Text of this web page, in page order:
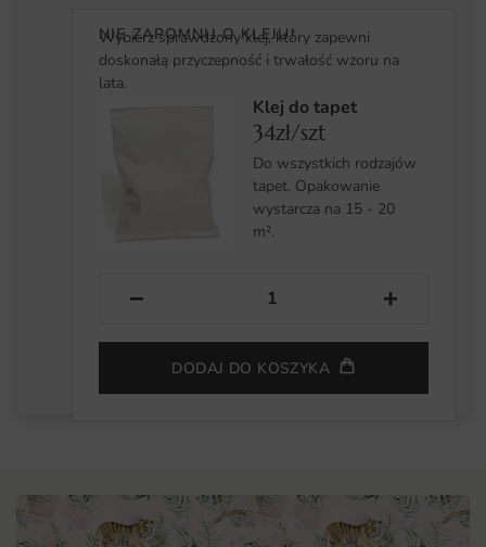
NIE ZAPOMNIJ O KLEJU!
Wybierz sprawdzony klej, który zapewni
doskonałą przyczepność i trwałość wzoru na
lata.
Klej do tapet
34zł/szt
Do wszystkich rodzajów
tapet. Opakowanie
wystarcza na 15 - 20
m².
− +
DODAJ DO KOSZYKA